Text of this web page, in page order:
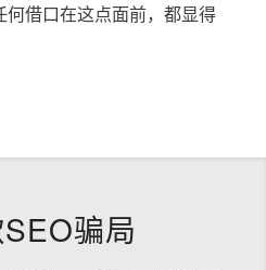
借口在这点面前，都显得
骗局